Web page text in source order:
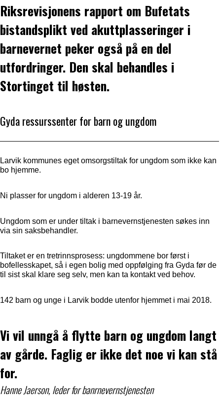
Riksrevisjonens rapport om Bufetats
bistandsplikt ved akuttplasseringer i
barnevernet peker også på en del
utfordringer. Den skal behandles i
Stortinget til høsten.
Gyda ressurssenter for barn og ungdom
Larvik kommunes eget omsorgstiltak for ungdom som ikke kan
bo hjemme.
Ni plasser for ungdom i alderen 13-19 år.
Ungdom som er under tiltak i barnevernstjenesten søkes inn
via sin saksbehandler.
Tiltaket er en tretrinnsprosess: ungdommene bor først i
bofellesskapet, så i egen bolig med oppfølging fra Gyda før de
til sist skal klare seg selv, men kan ta kontakt ved behov.
142 barn og unge i Larvik bodde utenfor hjemmet i mai 2018.
Vi vil unngå å flytte barn og ungdom langt
av gårde. Faglig er ikke det noe vi kan stå
for.
Hanne Jaerson, leder for banrnevernstjenesten